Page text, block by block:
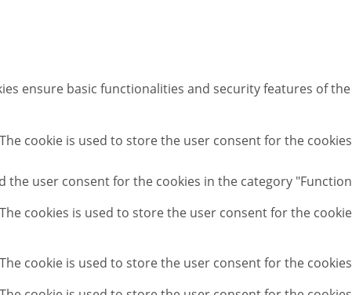
ensure basic functionalities and security features of
cookie is used to store the user consent for the
the user consent for the cookies in the category
cookies is used to store the user consent for the
cookie is used to store the user consent for the